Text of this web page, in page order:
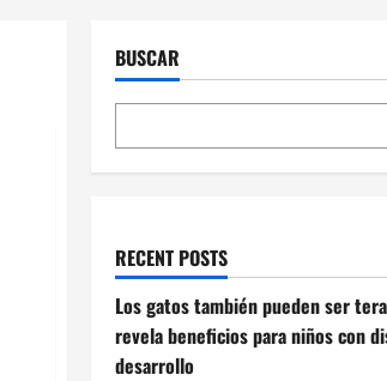
BUSCAR
RECENT POSTS
Los gatos también pueden ser
revela beneficios para niños con
desarrollo